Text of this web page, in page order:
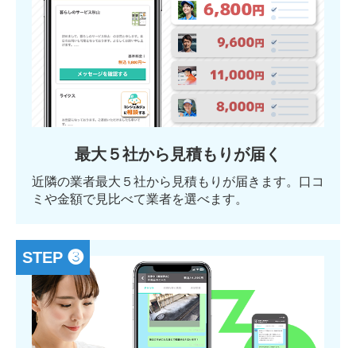
最大５社から見積もりが届く
近隣の業者最大５社から見積もりが届きます。口コ
ミや金額で見比べて業者を選べます。
STEP ❸